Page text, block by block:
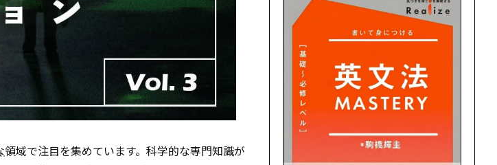
領域で注目を集めています。科学的な専門知識が